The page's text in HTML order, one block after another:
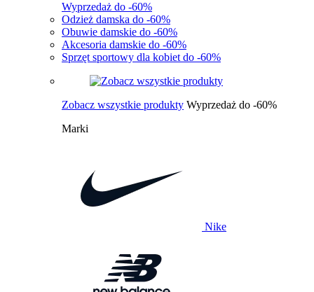
Wyprzedaż do -60%
Odzież damska do -60%
Obuwie damskie do -60%
Akcesoria damskie do -60%
Sprzęt sportowy dla kobiet do -60%
Zobacz wszystkie produkty Wyprzedaż do -60%
Marki
Nike